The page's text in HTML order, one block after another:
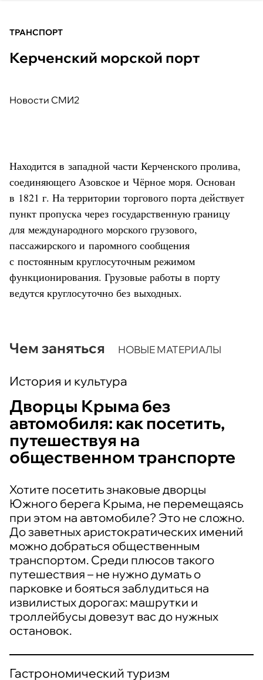
ТРАНСПОРТ
Керченский морской порт
Находится в западной части Керченского пролива,
соединяющего Азовское и Чёрное моря. Основан
в 1821 г. На территории торгового порта действует
пункт пропуска через государственную границу
для международного морского грузового,
пассажирского и паромного сообщения
с постоянным круглосуточным режимом
функционирования. Грузовые работы в порту
ведутся круглосуточно без выходных.
Новости СМИ2
Чем заняться НОВЫЕ МАТЕРИАЛЫ
История и культура
Дворцы Крыма без
автомобиля: как посетить,
путешествуя на
общественном транспорте
Хотите посетить знаковые дворцы
Южного берега Крыма, не перемещаясь
при этом на автомобиле? Это не сложно.
До заветных аристократических имений
можно добраться общественным
транспортом. Среди плюсов такого
путешествия – не нужно думать о
парковке и бояться заблудиться на
извилистых дорогах: машрутки и
троллейбусы довезут вас до нужных
остановок.
Гастрономический туризм